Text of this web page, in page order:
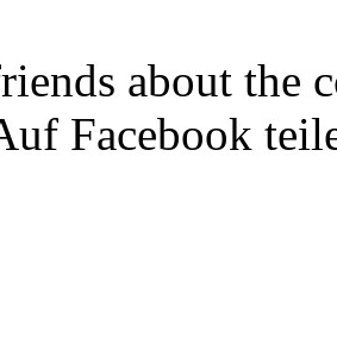
about the
Facebook